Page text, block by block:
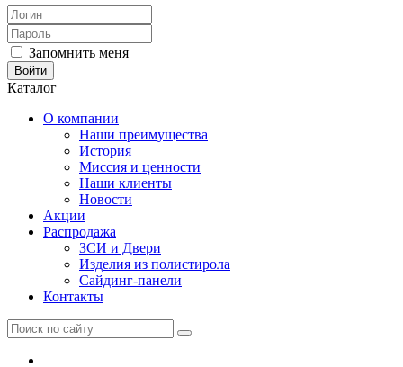
Запомнить меня
Каталог
О компании
Наши преимущества
История
Миссия и ценности
Наши клиенты
Новости
Акции
Распродажа
ЗСИ и Двери
Изделия из полистирола
Сайдинг-панели
Контакты